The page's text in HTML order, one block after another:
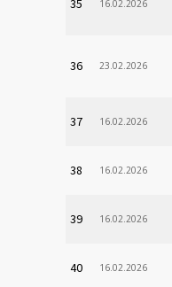
16.02.2026
36 23.02.2026
37 16.02.2026
38 16.02.2026
39 16.02.2026
40 16.02.2026